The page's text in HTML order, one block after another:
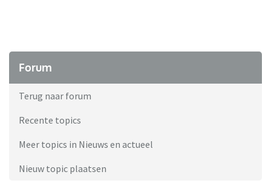
Forum
Terug naar forum
Recente topics
Meer topics in Nieuws en actueel
Nieuw topic plaatsen